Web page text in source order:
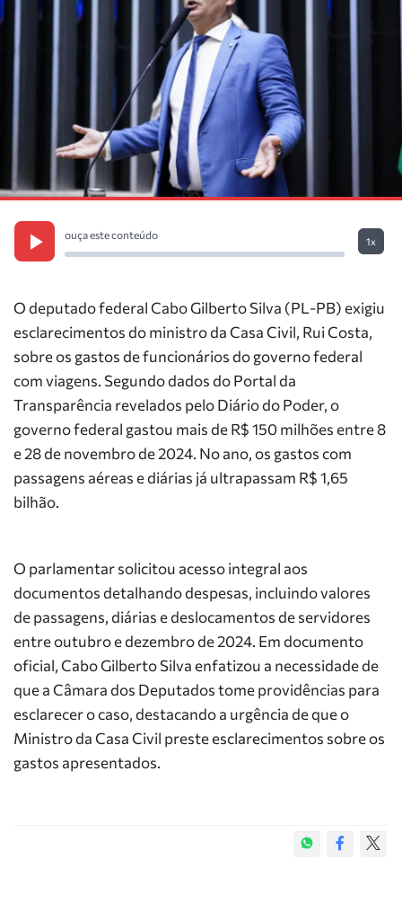
ouça este conteúdo
1x
O deputado federal Cabo Gilberto Silva (PL-PB) exigiu
esclarecimentos do ministro da Casa Civil, Rui Costa,
sobre os gastos de funcionários do governo federal
com viagens. Segundo dados do Portal da
Transparência revelados pelo Diário do Poder, o
governo federal gastou mais de R$ 150 milhões entre 8
e 28 de novembro de 2024. No ano, os gastos com
passagens aéreas e diárias já ultrapassam R$ 1,65
bilhão.
O parlamentar solicitou acesso integral aos
documentos detalhando despesas, incluindo valores
de passagens, diárias e deslocamentos de servidores
entre outubro e dezembro de 2024. Em documento
oficial, Cabo Gilberto Silva enfatizou a necessidade de
que a Câmara dos Deputados tome providências para
esclarecer o caso, destacando a urgência de que o
Ministro da Casa Civil preste esclarecimentos sobre os
gastos apresentados.